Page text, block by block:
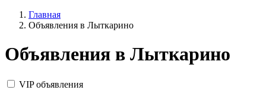
Главная
Объявления в Лыткарино
Объявления в Лыткарино
VIP объявления